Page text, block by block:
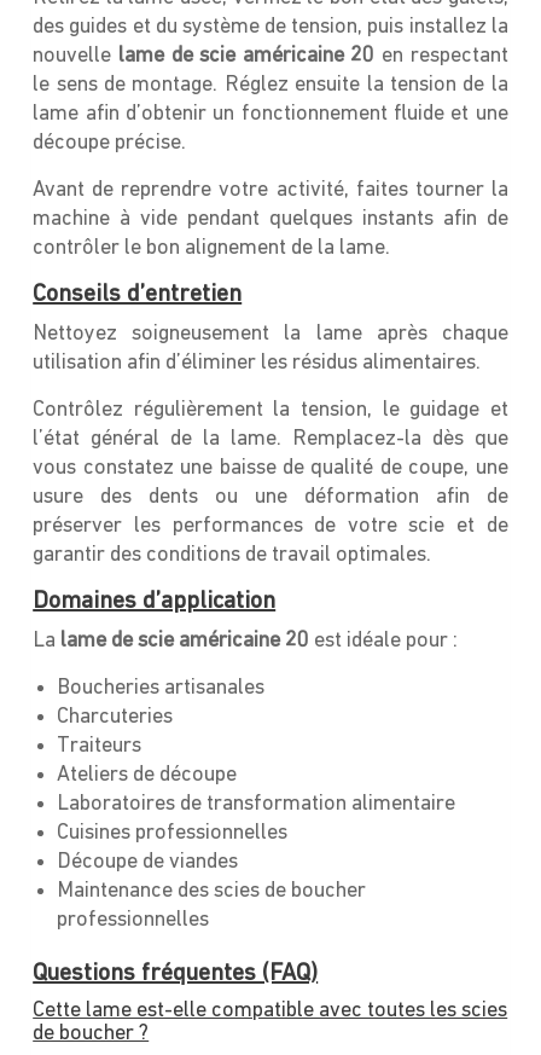
des guides et du système de tension, puis installez la
nouvelle lame de scie américaine 20 en respectant
le sens de montage. Réglez ensuite la tension de la
lame afin d’obtenir un fonctionnement fluide et une
découpe précise.
Avant de reprendre votre activité, faites tourner la
machine à vide pendant quelques instants afin de
contrôler le bon alignement de la lame.
Conseils d’entretien
Nettoyez soigneusement la lame après chaque
utilisation afin d’éliminer les résidus alimentaires.
Contrôlez régulièrement la tension, le guidage et
l’état général de la lame. Remplacez-la dès que
vous constatez une baisse de qualité de coupe, une
usure des dents ou une déformation afin de
préserver les performances de votre scie et de
garantir des conditions de travail optimales.
Domaines d’application
La lame de scie américaine 20 est idéale pour :
Boucheries artisanales
Charcuteries
Traiteurs
Ateliers de découpe
Laboratoires de transformation alimentaire
Cuisines professionnelles
Découpe de viandes
Maintenance des scies de boucher
professionnelles
Questions fréquentes (FAQ)
Cette lame est-elle compatible avec toutes les scies
de boucher ?